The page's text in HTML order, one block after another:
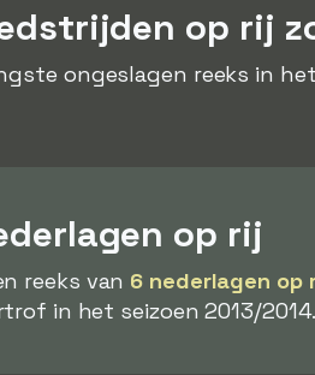
op rij
ongeslagen reeks in
op rij
reeks van 6 nederlagen op
in het seizoen 2013/2014.